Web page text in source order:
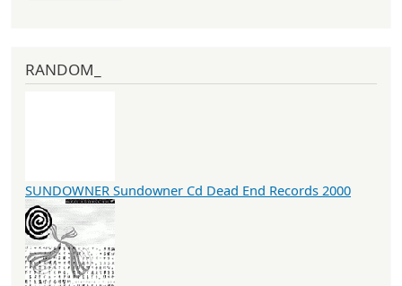
RANDOM_
SUNDOWNER Sundowner Cd Dead End Records 2000